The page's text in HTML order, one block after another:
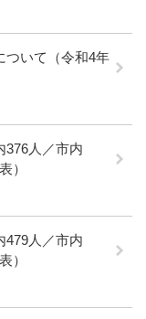
ついて（令和4年
376人／市内
）
479人／市内
）